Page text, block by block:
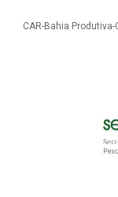
CAR-Bahia